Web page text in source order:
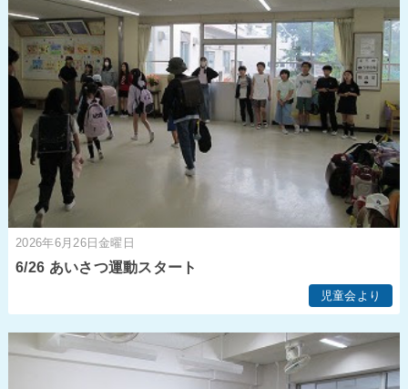
2026年6月26日金曜日
6/26 あいさつ運動スタート
児童会より